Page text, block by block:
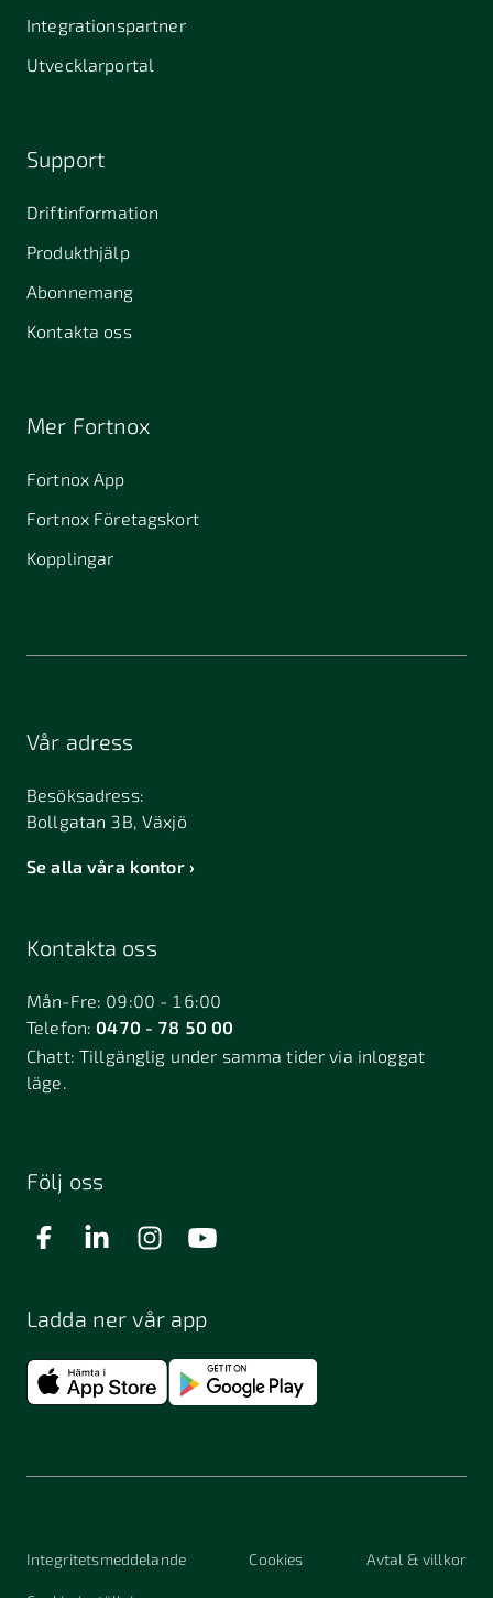
Integrationspartner
Utvecklarportal
Support
Driftinformation
Produkthjälp
Abonnemang
Kontakta oss
Mer Fortnox
Fortnox App
Fortnox Företagskort
Kopplingar
Vår adress
Besöksadress:
Bollgatan 3B, Växjö
Se alla våra kontor
Kontakta oss
Mån-Fre: 09:00 - 16:00
Telefon:0470 - 78 50 00
Chatt:Tillgänglig under samma tider via inloggat
läge.
Följ oss
Ladda ner vår app
Integritetsmeddelande Cookies Avtal & villkor